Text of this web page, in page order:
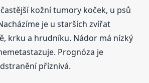
kožní tumory koček, u psů
je u starších zvířat
krku a hrudníku. Nádor má nízký
Prognóza je
příznivá.